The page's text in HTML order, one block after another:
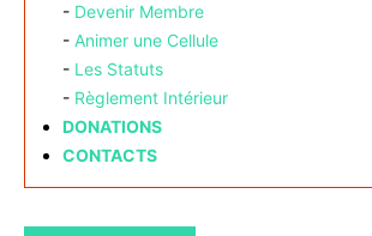
- Devenir Membre
- Animer une Cellule
- Les Statuts
- Règlement Intérieur
DONATIONS
CONTACTS